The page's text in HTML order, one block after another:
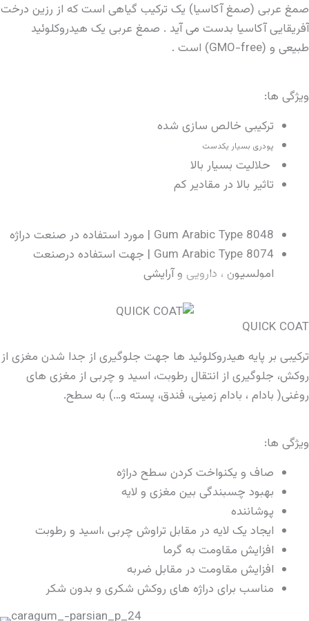
صمغ عربی (صمغ آکاسیا) یک ترکیب گیاهی است که از رزین درخت
آفریقایی آکاسیا بدست می آید . صمغ عربی یک هیدروکلوئید
طبیعی و (GMO-free) است .
ویژگی ها:
ترکیبی خالص سازی شده
پودری بسیار یکدست
حلالیت بسیار بالا
تاثیر بالا در مقادیر کم
Gum Arabic Type 8048 | مورد استفاده در صنعت دراژه
Gum Arabic Type 8074 | جهت استفاده درصنعت
امولسیون ، دارویی و آرایشی
QUICK COAT
ترکیبی بر پایه هیدروکلوئید ها جهت جلوگیری از جدا شدن مغزی از
روکش، جلوگیری از انتقال رطوبت، اسید و چربی از مغزی های
روغنی( بادام ، بادام زمینی، فندق، پسته و…) به سطح.
ویژگی ها:
صاف و یکنواخت کردن سطح دراژه
بهبود چسبندگی بین مغزی و لایه
پوشاننده
ایجاد یک لایه در مقابل تراوش چربی ،اسید و رطوبت
افزایش مقاومت به گرما
افزایش مقاومت در مقابل ضربه
مناسب برای دراژه های روکش شکری و بدون شکر